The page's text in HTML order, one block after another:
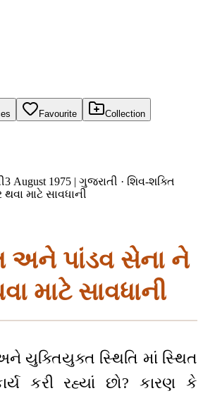
Favourite Collection
3 August 1975 | ગુજરાતી · શિવ-શક્તિ
માટે સાવધાની
અને પાંડવ સેના ને
માટે સાવધાની
યુક્તિયુક્ત સ્થિતિ માં સ્થિત
કરી રહ્યાં છો? કારણ કે